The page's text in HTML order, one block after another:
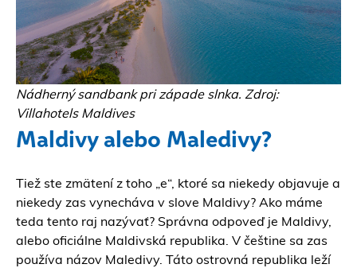
Nádherný sandbank pri západe slnka. Zdroj:
Villahotels Maldives
Maldivy alebo Maledivy?
Tiež ste zmätení z toho „e“, ktoré sa niekedy objavuje a
niekedy zas vynecháva v slove Maldivy? Ako máme
teda tento raj nazývať? Správna odpoveď je Maldivy,
alebo oficiálne Maldivská republika. V češtine sa zas
používa názov Maledivy. Táto ostrovná republika leží